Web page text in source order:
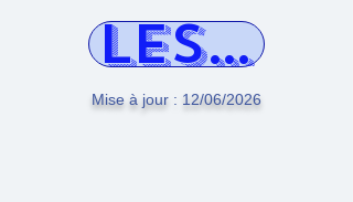
LES
Mise à jour : 12/06/2026